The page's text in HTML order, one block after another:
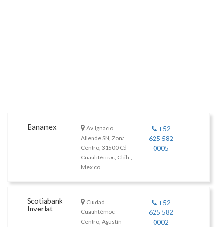
Banamex
Av. Ignacio
Allende SN, Zona
Centro, 31500 Cd
Cuauhtémoc, Chih.,
Mexico
+52
625 582
0005
Scotiabank
Inverlat
Ciudad
Cuauhtémoc
Centro, Agustín
+52
625 582
0002